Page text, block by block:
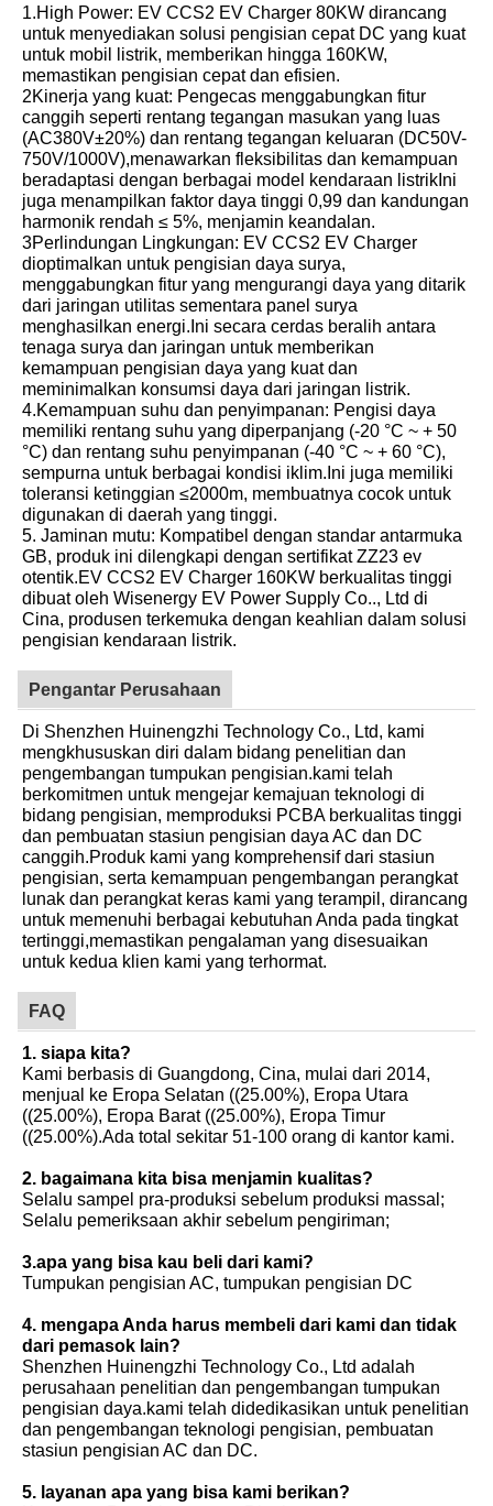
1.High Power: EV CCS2 EV Charger 80KW dirancang
untuk menyediakan solusi pengisian cepat DC yang kuat
untuk mobil listrik, memberikan hingga 160KW,
memastikan pengisian cepat dan efisien.
2Kinerja yang kuat: Pengecas menggabungkan fitur
canggih seperti rentang tegangan masukan yang luas
(AC380V±20%) dan rentang tegangan keluaran (DC50V-
750V/1000V),menawarkan fleksibilitas dan kemampuan
beradaptasi dengan berbagai model kendaraan listrikIni
juga menampilkan faktor daya tinggi 0,99 dan kandungan
harmonik rendah ≤ 5%, menjamin keandalan.
3Perlindungan Lingkungan: EV CCS2 EV Charger
dioptimalkan untuk pengisian daya surya,
menggabungkan fitur yang mengurangi daya yang ditarik
dari jaringan utilitas sementara panel surya
menghasilkan energi.Ini secara cerdas beralih antara
tenaga surya dan jaringan untuk memberikan
kemampuan pengisian daya yang kuat dan
meminimalkan konsumsi daya dari jaringan listrik.
4.Kemampuan suhu dan penyimpanan: Pengisi daya
memiliki rentang suhu yang diperpanjang (-20 °C ~ + 50
°C) dan rentang suhu penyimpanan (-40 °C ~ + 60 °C),
sempurna untuk berbagai kondisi iklim.Ini juga memiliki
toleransi ketinggian ≤2000m, membuatnya cocok untuk
digunakan di daerah yang tinggi.
5. Jaminan mutu: Kompatibel dengan standar antarmuka
GB, produk ini dilengkapi dengan sertifikat ZZ23 ev
otentik.EV CCS2 EV Charger 160KW berkualitas tinggi
dibuat oleh Wisenergy EV Power Supply Co.., Ltd di
Cina, produsen terkemuka dengan keahlian dalam solusi
pengisian kendaraan listrik.
Pengantar Perusahaan
Di Shenzhen Huinengzhi Technology Co., Ltd, kami
mengkhususkan diri dalam bidang penelitian dan
pengembangan tumpukan pengisian.kami telah
berkomitmen untuk mengejar kemajuan teknologi di
bidang pengisian, memproduksi PCBA berkualitas tinggi
dan pembuatan stasiun pengisian daya AC dan DC
canggih.Produk kami yang komprehensif dari stasiun
pengisian, serta kemampuan pengembangan perangkat
lunak dan perangkat keras kami yang terampil, dirancang
untuk memenuhi berbagai kebutuhan Anda pada tingkat
tertinggi,memastikan pengalaman yang disesuaikan
untuk kedua klien kami yang terhormat.
FAQ
1. siapa kita?
Kami berbasis di Guangdong, Cina, mulai dari 2014,
menjual ke Eropa Selatan ((25.00%), Eropa Utara
((25.00%), Eropa Barat ((25.00%), Eropa Timur
((25.00%).Ada total sekitar 51-100 orang di kantor kami.
2. bagaimana kita bisa menjamin kualitas?
Selalu sampel pra-produksi sebelum produksi massal;
Selalu pemeriksaan akhir sebelum pengiriman;
3.apa yang bisa kau beli dari kami?
Tumpukan pengisian AC, tumpukan pengisian DC
4. mengapa Anda harus membeli dari kami dan tidak
dari pemasok lain?
Shenzhen Huinengzhi Technology Co., Ltd adalah
perusahaan penelitian dan pengembangan tumpukan
pengisian daya.kami telah didedikasikan untuk penelitian
dan pengembangan teknologi pengisian, pembuatan
stasiun pengisian AC dan DC.
5. layanan apa yang bisa kami berikan?